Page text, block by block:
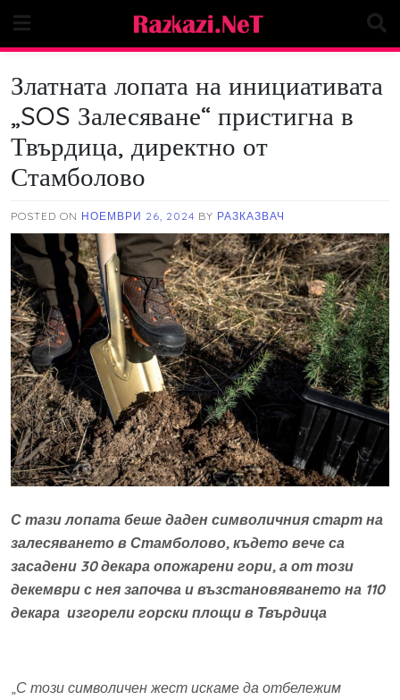
content
Златната лопата на инициативата
„SOS Залесяване“ пристигна в
Твърдица, директно от
Стамболово
POSTED ON НОЕМВРИ 26, 2024 BY РАЗКАЗВАЧ
С тази лопата беше даден символичния старт на
залесяването в Стамболово, където вече са
засадени 30 декара опожарени гори, а от този
декември с нея започва и възстановяването на 110
декара изгорели горски площи в Твърдица
С този символичен жест искаме да отбележим